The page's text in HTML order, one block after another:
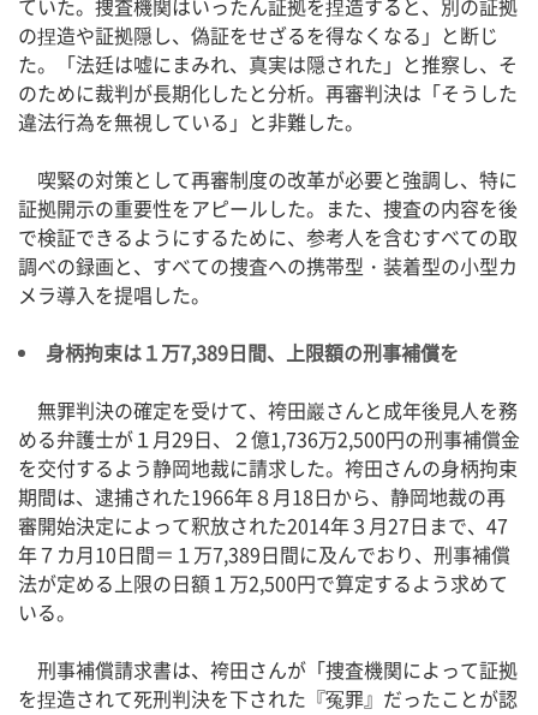
ていた。捜査機関はいったん証拠を捏造すると、別の証拠
の捏造や証拠隠し、偽証をせざるを得なくなる」と断じ
た。「法廷は嘘にまみれ、真実は隠された」と推察し、そ
のために裁判が長期化したと分析。再審判決は「そうした
違法行為を無視している」と非難した。
喫緊の対策として再審制度の改革が必要と強調し、特に
証拠開示の重要性をアピールした。また、捜査の内容を後
で検証できるようにするために、参考人を含むすべての取
調べの録画と、すべての捜査への携帯型・装着型の小型カ
メラ導入を提唱した。
身柄拘束は１万7,389日間、上限額の刑事補償を
無罪判決の確定を受けて、袴田巖さんと成年後見人を務
める弁護士が１月29日、２億1,736万2,500円の刑事補償金
を交付するよう静岡地裁に請求した。袴田さんの身柄拘束
期間は、逮捕された1966年８月18日から、静岡地裁の再
審開始決定によって釈放された2014年３月27日まで、47
年７カ月10日間＝１万7,389日間に及んでおり、刑事補償
法が定める上限の日額１万2,500円で算定するよう求めて
いる。
刑事補償請求書は、袴田さんが「捜査機関によって証拠
を捏造されて死刑判決を下された『冤罪』だったことが認